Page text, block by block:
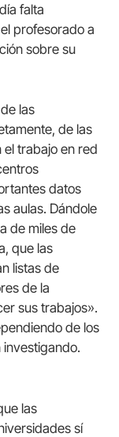
falta
profesorado a
sobre su
las
de las
trabajo en red
datos
aulas. Dándole
de miles de
que las
listas de
de la
sus trabajos».
de los
las
sí